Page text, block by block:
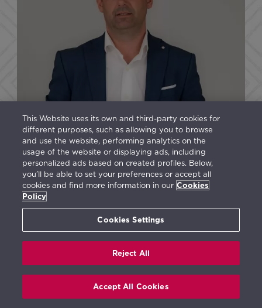
Javier de la Fuente
Responsable de Paisajismo y
Jardinería
This Website uses its own and third-party cookies for
different purposes, such as allowing you to browse
and use the website, performing analytics on the
usage of the website or displaying ads, including
personalized ads based on created profiles. Below,
you’ll be able to set your preferences or accept all
cookies and find more information in our Cookies
Policy
Cookies Settings
Reject All
Accept All Cookies